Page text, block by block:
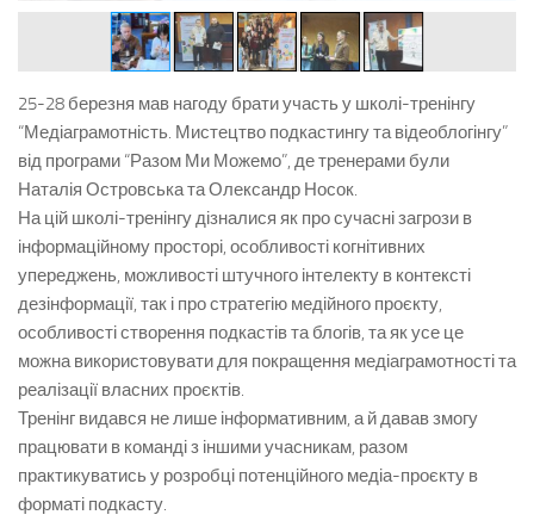
25-28 березня мав нагоду брати участь у школі-тренінгу
“Медіаграмотність. Мистецтво подкастингу та відеоблогінгу”
від програми “Разом Ми Можемо”, де тренерами були
Наталія Островська та Олександр Носок.
На цій школі-тренінгу дізналися як про сучасні загрози в
інформаційному просторі, особливості когнітивних
упереджень, можливості штучного інтелекту в контексті
дезінформації, так і про стратегію медійного проєкту,
особливості створення подкастів та блогів, та як усе це
можна використовувати для покращення медіаграмотності та
реалізації власних проєктів.
Тренінг видався не лише інформативним, а й давав змогу
працювати в команді з іншими учасникам, разом
практикуватись у розробці потенційного медіа-проєкту в
форматі подкасту.